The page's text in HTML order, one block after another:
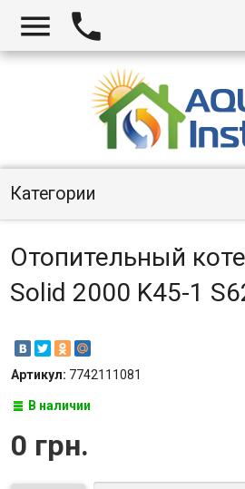
 
Категории
Отопительный
Solid 2000 K45-1
Артикул: 7742111081
В наличии
0 грн.